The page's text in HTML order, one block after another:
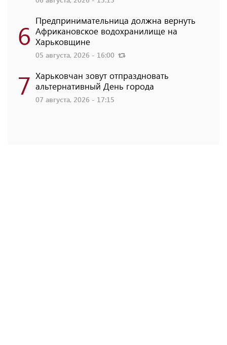
6 Предпринимательница должна вернуть
Африкановское водохранилище на
Харьковщине
05 августа, 2026 - 16:00
7 Харьковчан зовут отпраздновать
альтернативный День города
07 августа, 2026 - 17:15